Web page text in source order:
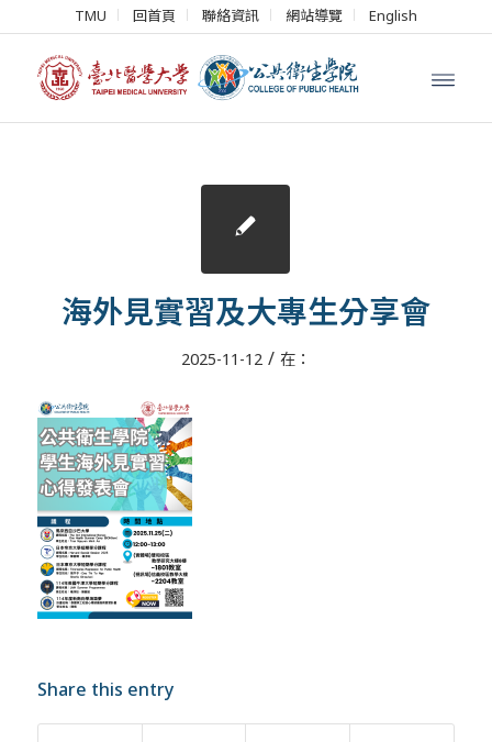
TMU 回首頁 聯絡資訊 網站導覽 English
海外見實習及大專生分享會
2025-11-12 / 在：
Share this entry